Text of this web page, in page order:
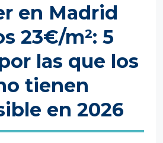
en Madrid
23€/m²: 5
las que los
tienen
en 2026